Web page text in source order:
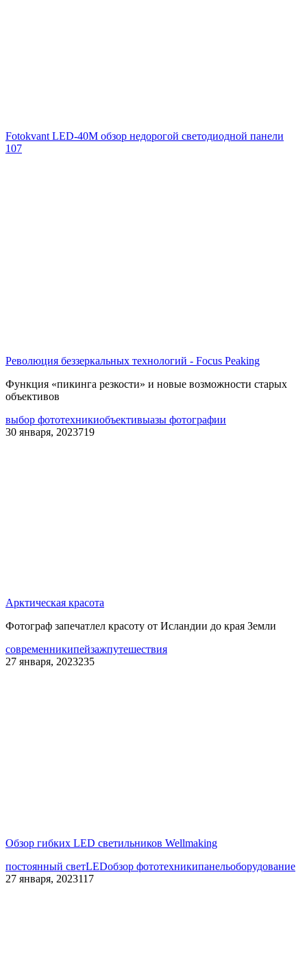
Fotokvant LED-40M обзор недорогой светодиодной панели
107
Революция беззеркальных технологий - Focus Peaking
Функция «пикинга резкости» и новые возможности старых
объективов
выбор фототехникиобъективыазы фотографии
30 января, 2023719
Арктическая красота
Фотограф запечатлел красоту от Исландии до края Земли
современникипейзажпутешествия
27 января, 2023235
Обзор гибких LED светильников Wellmaking
постоянный светLEDобзор фототехникипанельоборудование
27 января, 2023117